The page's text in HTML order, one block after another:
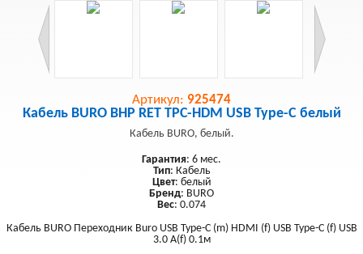
Артикул: 925474
Кабель BURO BHP RET TPC-HDM USB Type-C белый
Кабель BURO, белый.
Гарантия: 6 мес.
Тип: Кабель
Цвет: белый
Бренд: BURO
Вес: 0.074
Кабель BURO Переходник Buro USB Type-C (m) HDMI (f) USB Type-C (f) USB
3.0 A(f) 0.1м